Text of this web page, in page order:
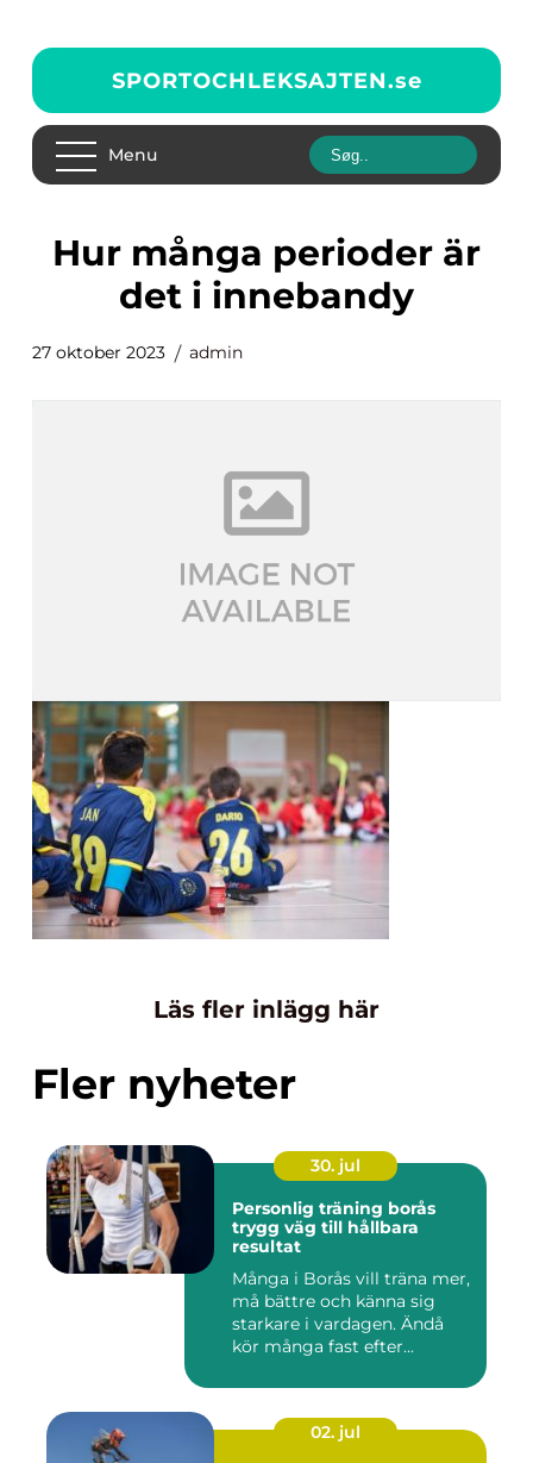
SPORTOCHLEKSAJTEN.se
Menu
hur många perioder är
det i innebandy
27 oktober 2023 admin
Läs fler inlägg här
Fler nyheter
30. jul
Personlig träning borås
trygg väg till hållbara
resultat
Många i Borås vill träna mer,
må bättre och känna sig
starkare i vardagen. Ändå
kör många fast efter...
02. jul